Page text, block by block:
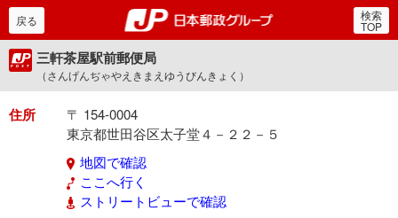
郵便局・日本郵政グルー
戻る 検索
TOP
三軒茶屋駅前郵便局
（さんげんぢゃやえきまえゆうびんきょく）
住所
〒 154-0004
東京都世田谷区太子堂４－２２－５
地図で確認
ここへ行く
ストリートビューで確認